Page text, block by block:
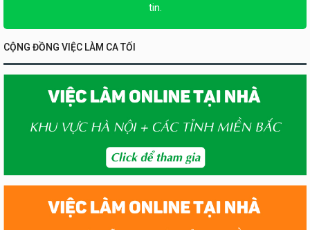
tin.
CỘNG ĐỒNG VIỆC LÀM CA TỐI